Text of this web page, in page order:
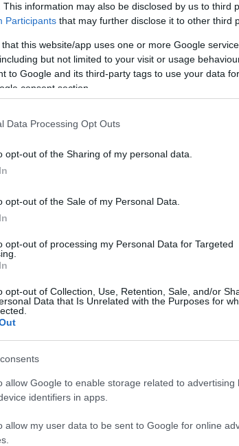
This information may also be disclosed by us to third
Participants that may further disclose it to other third
that this website/app uses one or more Google
but not limited to your visit or usage
to Google and its third-party tags to use your data
consent section.
Data Processing Opt Outs
opt-out of the Sharing of my personal data.
opt-out of the Sale of my Personal Data.
opt-out of processing my Personal Data for Targeted
opt-out of Collection, Use, Retention, Sale, and/or
Data that Is Unrelated with the Purposes for
allow Google to enable storage related to advertising
identifiers in apps.
allow my user data to be sent to Google for online
jár egy gyerek után?
nagycsaládosok vagy a több gyereket
tudni a csokról, a falusi csokról, a
bővítette a kormány a
fel lehet majd venni a CSOK Pluszt, ahol
találkozója, a gáz ára és
Orbán Viktor és Vlagyimir Putyin
munkát végez a Fudan Alapítvány, és mi
Gergely Miniszterelnökséget vezető